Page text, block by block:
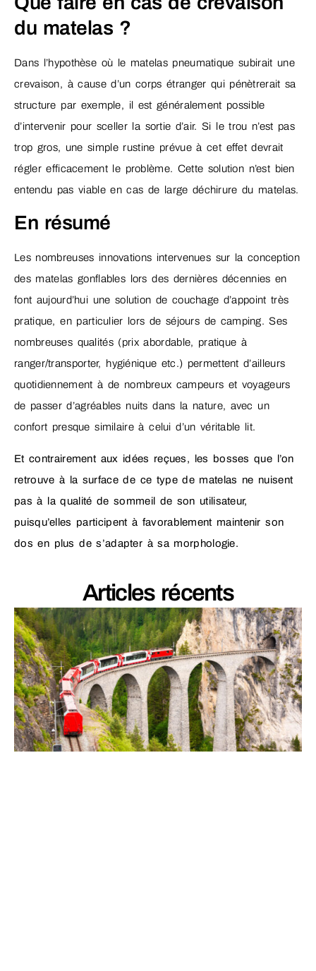
du matelas ?
Dans l’hypothèse où le matelas pneumatique subirait une
crevaison, à cause d’un corps étranger qui pénètrerait sa
structure par exemple, il est généralement possible
d’intervenir pour sceller la sortie d’air. Si le trou n’est pas
trop gros, une simple rustine prévue à cet effet devrait
régler efficacement le problème. Cette solution n’est bien
entendu pas viable en cas de large déchirure du matelas.
En résumé
Les nombreuses innovations intervenues sur la conception
des matelas gonflables lors des dernières décennies en
font aujourd’hui une solution de couchage d’appoint très
pratique, en particulier lors de séjours de camping. Ses
nombreuses qualités (prix abordable, pratique à
ranger/transporter, hygiénique etc.) permettent d’ailleurs
quotidiennement à de nombreux campeurs et voyageurs
de passer d’agréables nuits dans la nature, avec un
confort presque similaire à celui d’un véritable lit.
Et contrairement aux idées reçues, les bosses que l’on
retrouve à la surface de ce type de matelas ne nuisent
pas à la qualité de sommeil de son utilisateur,
puisqu’elles participent à favorablement maintenir son
dos en plus de s’adapter à sa morphologie.
Articles récents